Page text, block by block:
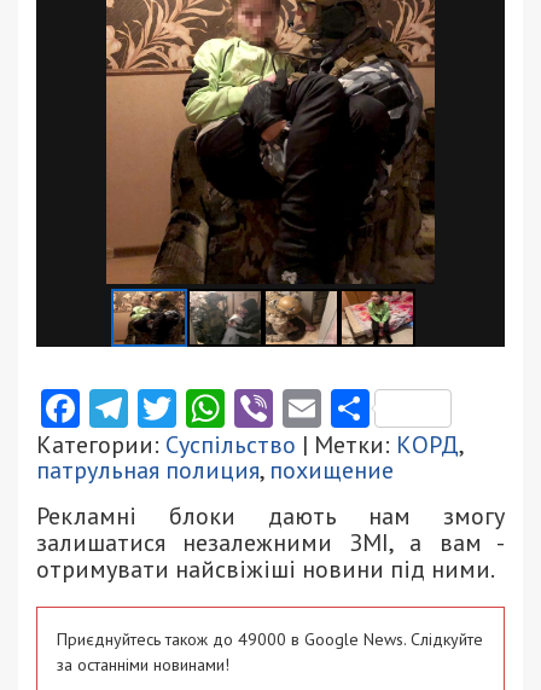
Facebook
Telegram
Twitter
WhatsApp
ViberEmail
Категории: Суспільство | Метки: КОРД,
патрульная полиция, похищение
Рекламні блоки дають нам змогу
залишатися незалежними ЗМІ, а вам -
отримувати найсвіжіші новини під ними.
Приєднуйтесь також до 49000 в Google News. Слідкуйте
за останніми новинами!